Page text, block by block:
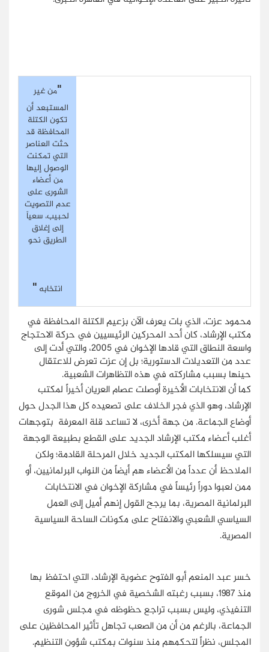
"من غير
المستبعد أن
تكون الكتلة
المحافظة قد
حثت العناصر
التي تمكنت
الوصول إليها
من أعضاء
الشورى على
عدم التصويت
لحبيب، سعياً
إلى إغلاق
الطريق نحو
انتخابه "
محمود عزت، الذي بات يعرف الآن بزعيم الكتلة المحافظة في
مكتب الإرشاد، كان أحد المحركين الرئيسيين في حركة الاحتجاج
واسعة النطاق التي قادها الإخوان في 2005، والتي أدت إلى
عدد من التعديلات الدستورية؛ بل إن عزت تعرض للاعتقال
حينها بسبب مشاركته في هذه التظاهرات الشعبية.
كما أن الانتخابات الأخيرة أوصلت عصام العريان أخيراً لمكتب
الإرشاد، وهو الذي فجر الخلاف على تصعيده كل هذا الجدل حول
أوضاع الجماعة. من جهة أخرى، لا تساعد قلة المعرفة بتوجهات
أغلب أعضاء مكتب الإرشاد الجديد على القطع بطبيعة الوجهة
التي سيسلكها المكتب الجديد خلال المرحلة القادمة؛ ولكن
الملاحظ أن عدداً من الأعضاء هم أيضاً من النواب البرلمانيين، أو
ممن لعبوا دوراً رئيساً في مشاركة الإخوان في الانتخابات
البرلمانية المصرية، بما يرجح القول إنهم أميل إلى العمل
السياسي الشعبي والانفتاح على مكونات الساحة السياسية
المصرية.
خسر عبد المنعم أبو الفتوح عضوية الإرشاد، التي احتفظ بها
منذ 1987، بسبب رغبته الشخصية في الخروج من الموقع
التنفيذي، وليس بسبب تراجع حظوظه في مجلس شورى
الجماعة، بالرغم من أن من الصعب تجاهل تأثير المحافظين على
المجلس، نظراً لتحكمهم منذ سنوات بمكتب شؤون التنظيم.